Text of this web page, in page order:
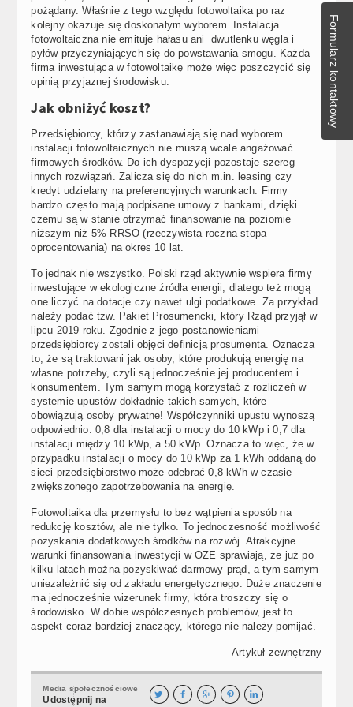
pożądany. Właśnie z tego względu fotowoltaika po raz
kolejny okazuje się doskonałym wyborem. Instalacja
fotowoltaiczna nie emituje hałasu ani dwutlenku węgla i
pyłów przyczyniających się do powstawania smogu. Każda
firma inwestująca w fotowoltaikę może więc poszczycić się
opinią przyjaznej środowisku.
Jak obniżyć koszt?
Przedsiębiorcy, którzy zastanawiają się nad wyborem
instalacji fotowoltaicznych nie muszą wcale angażować
firmowych środków. Do ich dyspozycji pozostaje szereg
innych rozwiązań. Zalicza się do nich m.in. leasing czy
kredyt udzielany na preferencyjnych warunkach. Firmy
bardzo często mają podpisane umowy z bankami, dzięki
czemu są w stanie otrzymać finansowanie na poziomie
niższym niż 5% RRSO (rzeczywista roczna stopa
oprocentowania) na okres 10 lat.
To jednak nie wszystko. Polski rząd aktywnie wspiera firmy
inwestujące w ekologiczne źródła energii, dlatego też mogą
one liczyć na dotacje czy nawet ulgi podatkowe. Za przykład
należy podać tzw. Pakiet Prosumencki, który Rząd przyjął w
lipcu 2019 roku. Zgodnie z jego postanowieniami
przedsiębiorcy zostali objęci definicją prosumenta. Oznacza
to, że są traktowani jak osoby, które produkują energię na
własne potrzeby, czyli są jednocześnie jej producentem i
konsumentem. Tym samym mogą korzystać z rozliczeń w
systemie upustów dokładnie takich samych, które
obowiązują osoby prywatne! Współczynniki upustu wynoszą
odpowiednio: 0,8 dla instalacji o mocy do 10 kWp i 0,7 dla
instalacji między 10 kWp, a 50 kWp. Oznacza to więc, że w
przypadku instalacji o mocy do 10 kWp za 1 kWh oddaną do
sieci przedsiębiorstwo może odebrać 0,8 kWh w czasie
zwiększonego zapotrzebowania na energię.
Fotowoltaika dla przemysłu to bez wątpienia sposób na
redukcję kosztów, ale nie tylko. To jednoczesność możliwość
pozyskania dodatkowych środków na rozwój. Atrakcyjne
warunki finansowania inwestycji w OZE sprawiają, że już po
kilku latach można pozyskiwać darmowy prąd, a tym samym
uniezależnić się od zakładu energetycznego. Duże znaczenie
ma jednocześnie wizerunek firmy, która troszczy się o
środowisko. W dobie współczesnych problemów, jest to
aspekt coraz bardziej znaczący, którego nie należy pomijać.
Artykuł zewnętrzny
Media społecznościowe
Udostępnij na     
Formularz kontaktowy